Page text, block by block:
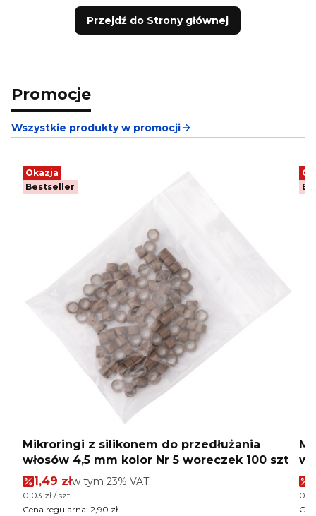
Przejdź do Strony głównej
Promocje
Wszystkie produkty w promocji
Okazja
Bestseller
Mikroringi z silikonem do przedłużania
włosów 4,5 mm kolor Nr 5 woreczek 100 szt
Cena promocyjna brutto
1,49 złw tym %s VAT
w tym 23% VAT
Cena jednostkowa brutto
0,03 zł / szt.
Cena regularna: 2,90 zł